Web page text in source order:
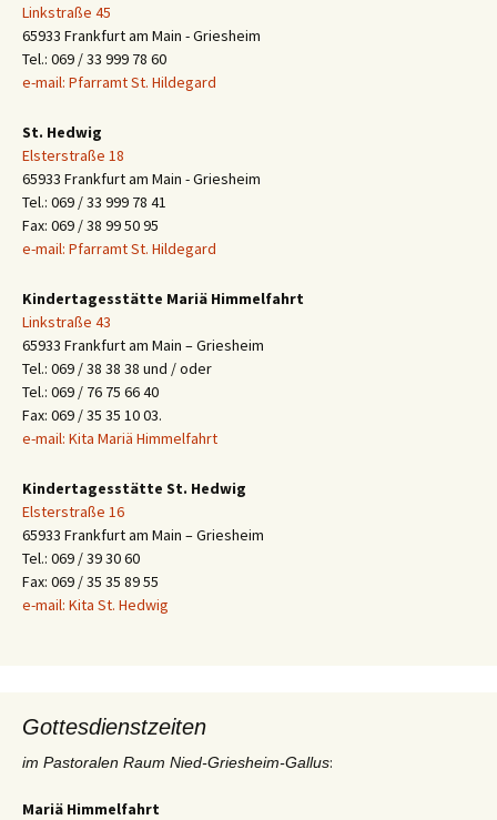
Linkstraße 45
65933 Frankfurt am Main - Griesheim
Tel.: 069 / 33 999 78 60
e-mail: Pfarramt St. Hildegard
St. Hedwig
Elsterstraße 18
65933 Frankfurt am Main - Griesheim
Tel.: 069 / 33 999 78 41
Fax: 069 / 38 99 50 95
e-mail: Pfarramt St. Hildegard
Kindertagesstätte Mariä Himmelfahrt
Linkstraße 43
65933 Frankfurt am Main – Griesheim
Tel.: 069 / 38 38 38 und / oder
Tel.: 069 / 76 75 66 40
Fax: 069 / 35 35 10 03.
e-mail: Kita Mariä Himmelfahrt
Kindertagesstätte St. Hedwig
Elsterstraße 16
65933 Frankfurt am Main – Griesheim
Tel.: 069 / 39 30 60
Fax: 069 / 35 35 89 55
e-mail: Kita St. Hedwig
Gottesdienstzeiten
im Pastoralen Raum Nied-Griesheim-Gallus:
Mariä Himmelfahrt